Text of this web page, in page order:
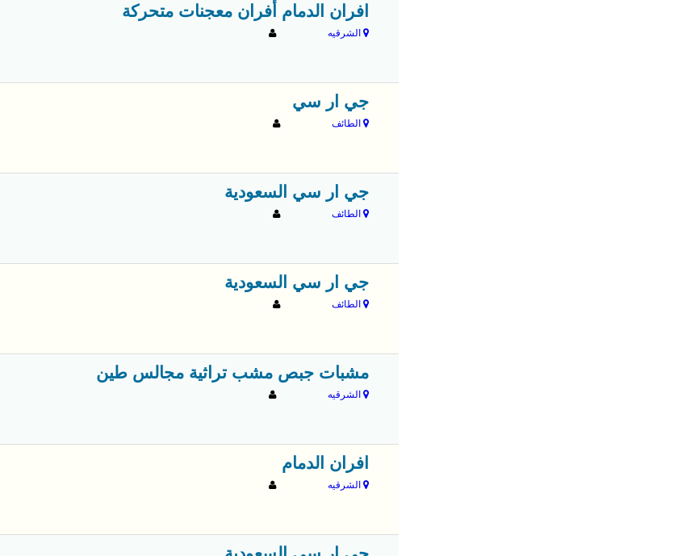
افران الدمام أفران معجنات متحركة
الشرقيه
جي ار سي
الطائف
جي ار سي السعودية
الطائف
جي ار سي السعودية
الطائف
مشبات جبص مشب تراثية مجالس طين
الشرقيه
افران الدمام
الشرقيه